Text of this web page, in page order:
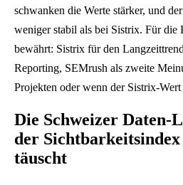
1
%
,
P
o
i
t
i
schwanken die Werte stärker, und
weniger stabil als bei Sistrix. Für die
bewährt: Sistrix für den
Reporting, SEMrush als zweite
Projekten oder wenn der Sistrix-
Die Schweizer
der
täuscht